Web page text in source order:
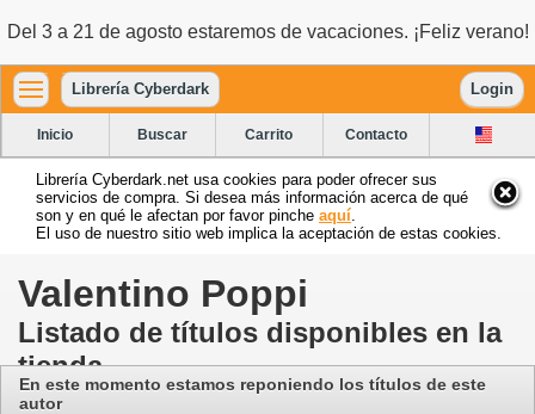
Del 3 a 21 de agosto estaremos de vacaciones. ¡Feliz verano!
Librería Cyberdark Login
Inicio Buscar Carrito Contacto
Librería Cyberdark.net usa cookies para poder ofrecer sus
servicios de compra. Si desea más información acerca de qué
son y en qué le afectan por favor pinche aquí
El uso de nuestro sitio web implica la aceptación de estas cookies.
Valentino Poppi
Listado de títulos disponibles en la
tienda
En este momento estamos reponiendo los títulos de este
autor